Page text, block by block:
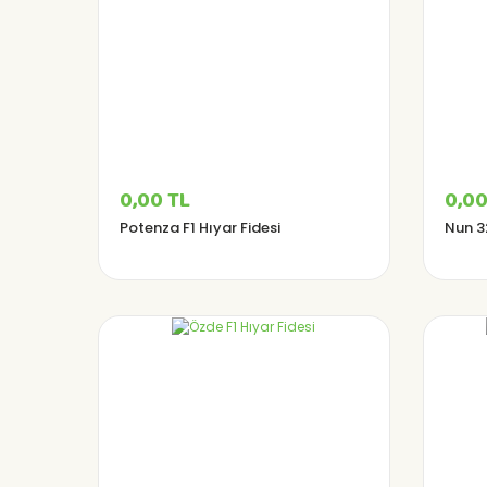
0,00 TL
Potenza F1 Hıyar Fidesi Nun